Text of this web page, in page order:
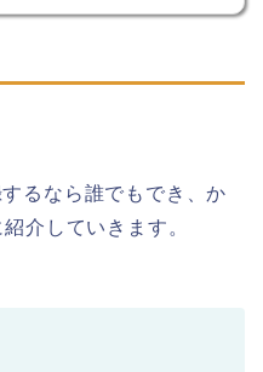
るなら誰でもでき、か
介していきます。